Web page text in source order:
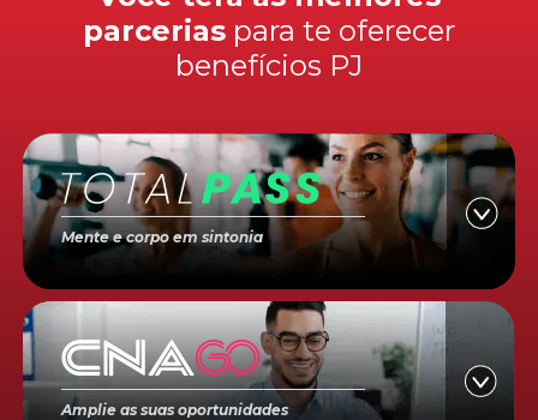
parcerias para te oferecer
benefícios PJ
Mente e corpo em sintonia
Amplie as suas oportunidades